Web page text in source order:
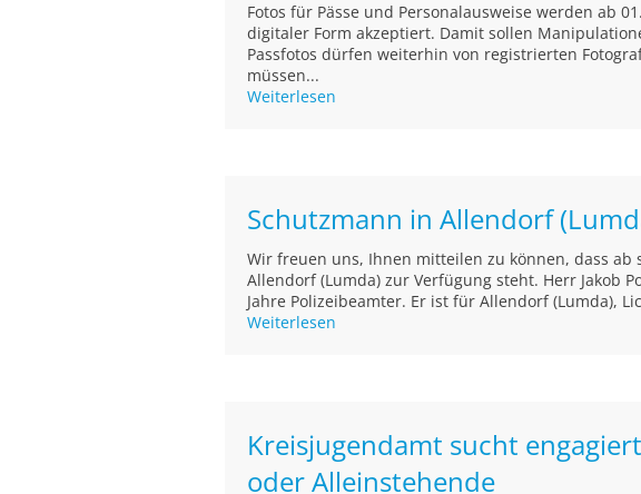
Fotos für Pässe und Personalausweise werden ab
digitaler Form akzeptiert. Damit sollen
Passfotos dürfen weiterhin von registrierten
müssen...
Weiterlesen
Schutzmann in Allendorf
Wir freuen uns, Ihnen mitteilen zu können, dass ab
Allendorf (Lumda) zur Verfügung steht. Herr Jakob
Jahre Polizeibeamter. Er ist für Allendorf (Lumda),
Weiterlesen
Kreisjugendamt sucht
oder Alleinstehende